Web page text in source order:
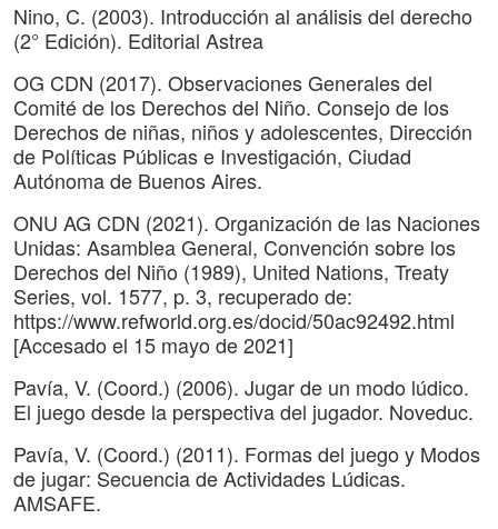
Nino, C. (2003). Introducción al análisis del derecho
(2° Edición). Editorial Astrea
OG CDN (2017). Observaciones Generales del
Comité de los Derechos del Niño. Consejo de los
Derechos de niñas, niños y adolescentes, Dirección
de Políticas Públicas e Investigación, Ciudad
Autónoma de Buenos Aires.
ONU AG CDN (2021). Organización de las Naciones
Unidas: Asamblea General, Convención sobre los
Derechos del Niño (1989), United Nations, Treaty
Series, vol. 1577, p. 3, recuperado de:
https://www.refworld.org.es/docid/50ac92492.html
[Accesado el 15 mayo de 2021]
Pavía, V. (Coord.) (2006). Jugar de un modo lúdico.
El juego desde la perspectiva del jugador. Noveduc.
Pavía, V. (Coord.) (2011). Formas del juego y Modos
de jugar: Secuencia de Actividades Lúdicas.
AMSAFE.